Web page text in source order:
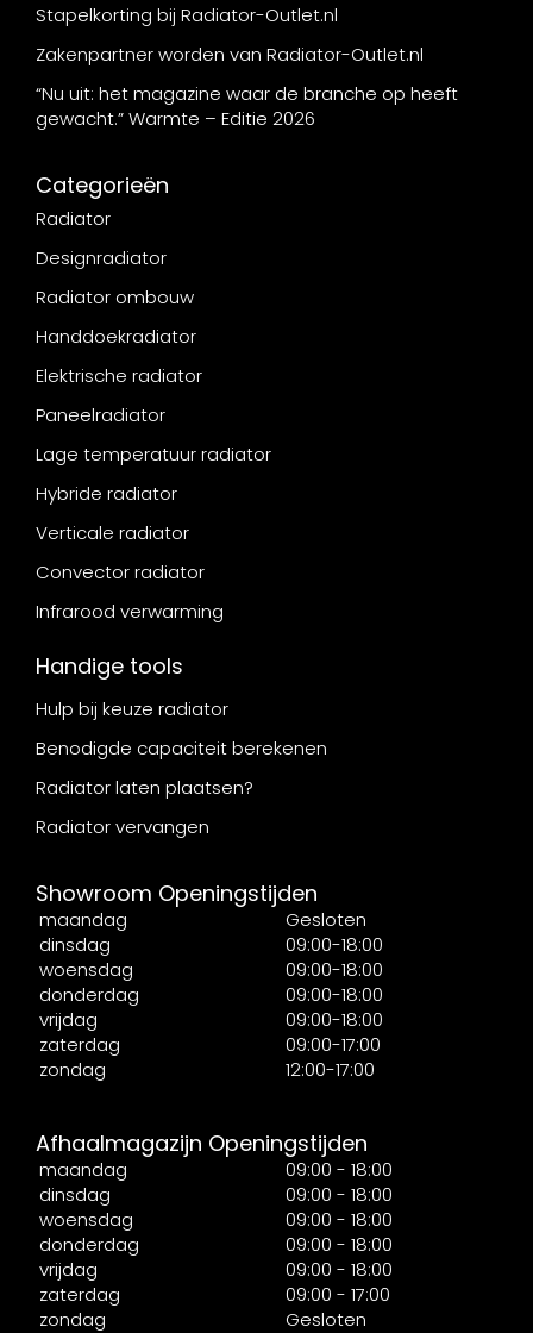
Stapelkorting bij Radiator-Outlet.nl
Zakenpartner worden van Radiator-Outlet.nl
“Nu uit: het magazine waar de branche op heeft
gewacht.” Warmte – Editie 2026
Categorieën
Radiator
Designradiator
Radiator ombouw
Handdoekradiator
Elektrische radiator
Paneelradiator
Lage temperatuur radiator
Hybride radiator
Verticale radiator
Convector radiator
Infrarood verwarming
Handige tools
Hulp bij keuze radiator
Benodigde capaciteit berekenen
Radiator laten plaatsen?
Radiator vervangen
Showroom Openingstijden
maandag
Gesloten
dinsdag
09:00-18:00
woensdag
09:00-18:00
donderdag
09:00-18:00
vrijdag
09:00-18:00
zaterdag
09:00-17:00
zondag
12:00-17:00
Afhaalmagazijn Openingstijden
maandag
09:00 - 18:00
dinsdag
09:00 - 18:00
woensdag
09:00 - 18:00
donderdag
09:00 - 18:00
vrijdag
09:00 - 18:00
zaterdag
09:00 - 17:00
zondag
Gesloten